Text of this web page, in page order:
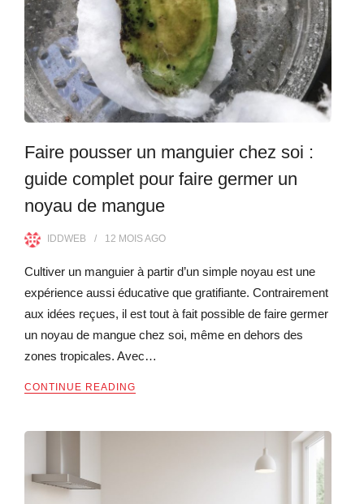
Faire pousser un manguier chez soi :
guide complet pour faire germer un
noyau de mangue
IDDWEB 12 MOISAGO
Cultiver un manguier à partir d’un simple noyau est une
expérience aussi éducative que gratifiante. Contrairement
aux idées reçues, il est tout à fait possible de faire germer
un noyau de mangue chez soi, même en dehors des
zones tropicales. Avec…
CONTINUE READING